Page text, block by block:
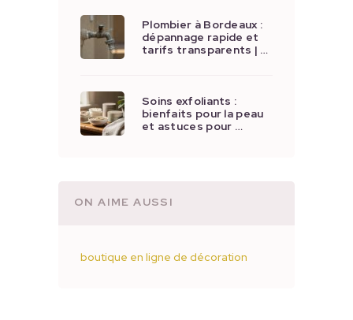
Plombier à Bordeaux :
dépannage rapide et
tarifs transparents | …
Soins exfoliants :
bienfaits pour la peau
et astuces pour …
ON AIME AUSSI
boutique en ligne de décoration